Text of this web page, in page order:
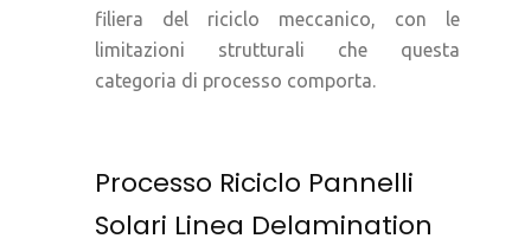
filiera del riciclo meccanico, con le
limitazioni strutturali che questa
categoria di processo comporta.
Processo Riciclo Pannelli
Solari Linea Delamination